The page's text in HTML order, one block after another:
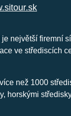
největší firemní
ve střediscích
než 1000
horskými